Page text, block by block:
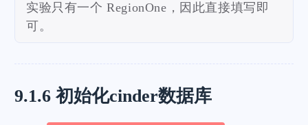
实验只有一个 RegionOne，因此直接填写即
可。
9.1.6 初始化cinder数据库